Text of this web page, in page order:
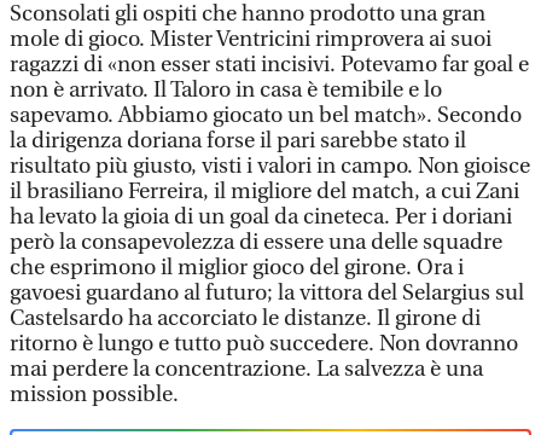
Sconsolati gli ospiti che hanno prodotto una gran
mole di gioco. Mister Ventricini rimprovera ai suoi
ragazzi di «non esser stati incisivi. Potevamo far goal e
non è arrivato. Il Taloro in casa è temibile e lo
sapevamo. Abbiamo giocato un bel match». Secondo
la dirigenza doriana forse il pari sarebbe stato il
risultato più giusto, visti i valori in campo. Non gioisce
il brasiliano Ferreira, il migliore del match, a cui Zani
ha levato la gioia di un goal da cineteca. Per i doriani
però la consapevolezza di essere una delle squadre
che esprimono il miglior gioco del girone. Ora i
gavoesi guardano al futuro; la vittora del Selargius sul
Castelsardo ha accorciato le distanze. Il girone di
ritorno è lungo e tutto può succedere. Non dovranno
mai perdere la concentrazione. La salvezza è una
mission possible.